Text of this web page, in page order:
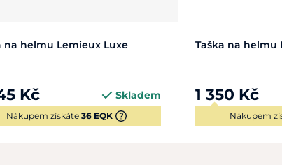
Zobrazit detail
na helmu Lemieux Luxe
Kč Skladem
Nákupem získáte 36 EQK
Taška na helmu
1 350 Kč
Nákupem